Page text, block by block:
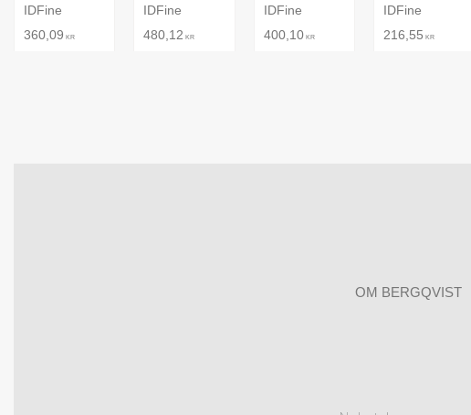
IDFine
360,09 KR
IDFine
480,12 KR
IDFine
400,10KR
IDFine
216,55 KR
OM BERGQVIST